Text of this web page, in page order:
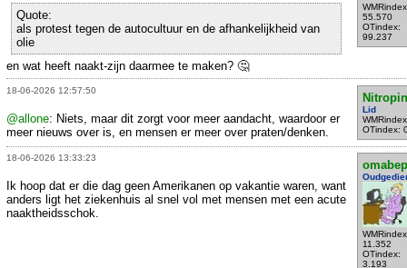
55.570
OTindex:
99.237
Quote:
als protest tegen de autocultuur en de afhankelijkheid van
olie
en wat heeft naakt-zijn daarmee te maken? 🤔
18-06-2026 12:57:50
Lid
OTindex:
@allone: Niets, maar dit zorgt voor meer aandacht, waardoor er
meer nieuws over is, en mensen er meer over praten/denken.
18-06-2026 13:33:23
omabep
11.352
OTindex:
3.193
Ik hoop dat er die dag geen Amerikanen op vakantie waren, want
anders ligt het ziekenhuis al snel vol met mensen met een acute
naaktheidsschok.